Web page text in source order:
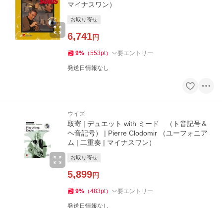
マイナスワン）
お取り寄せ
6,741円
9% （553pt） 要エントリー
発送日情報なし
ウイズ
取寄 | デュエット with ミード （ト音記号＆
ヘ音記号） | Pierre Clodomir （ユーフォニア
ム | 二重奏 | マイナスワン）
お取り寄せ
5,899円
9% （483pt） 要エントリー
発送日情報なし